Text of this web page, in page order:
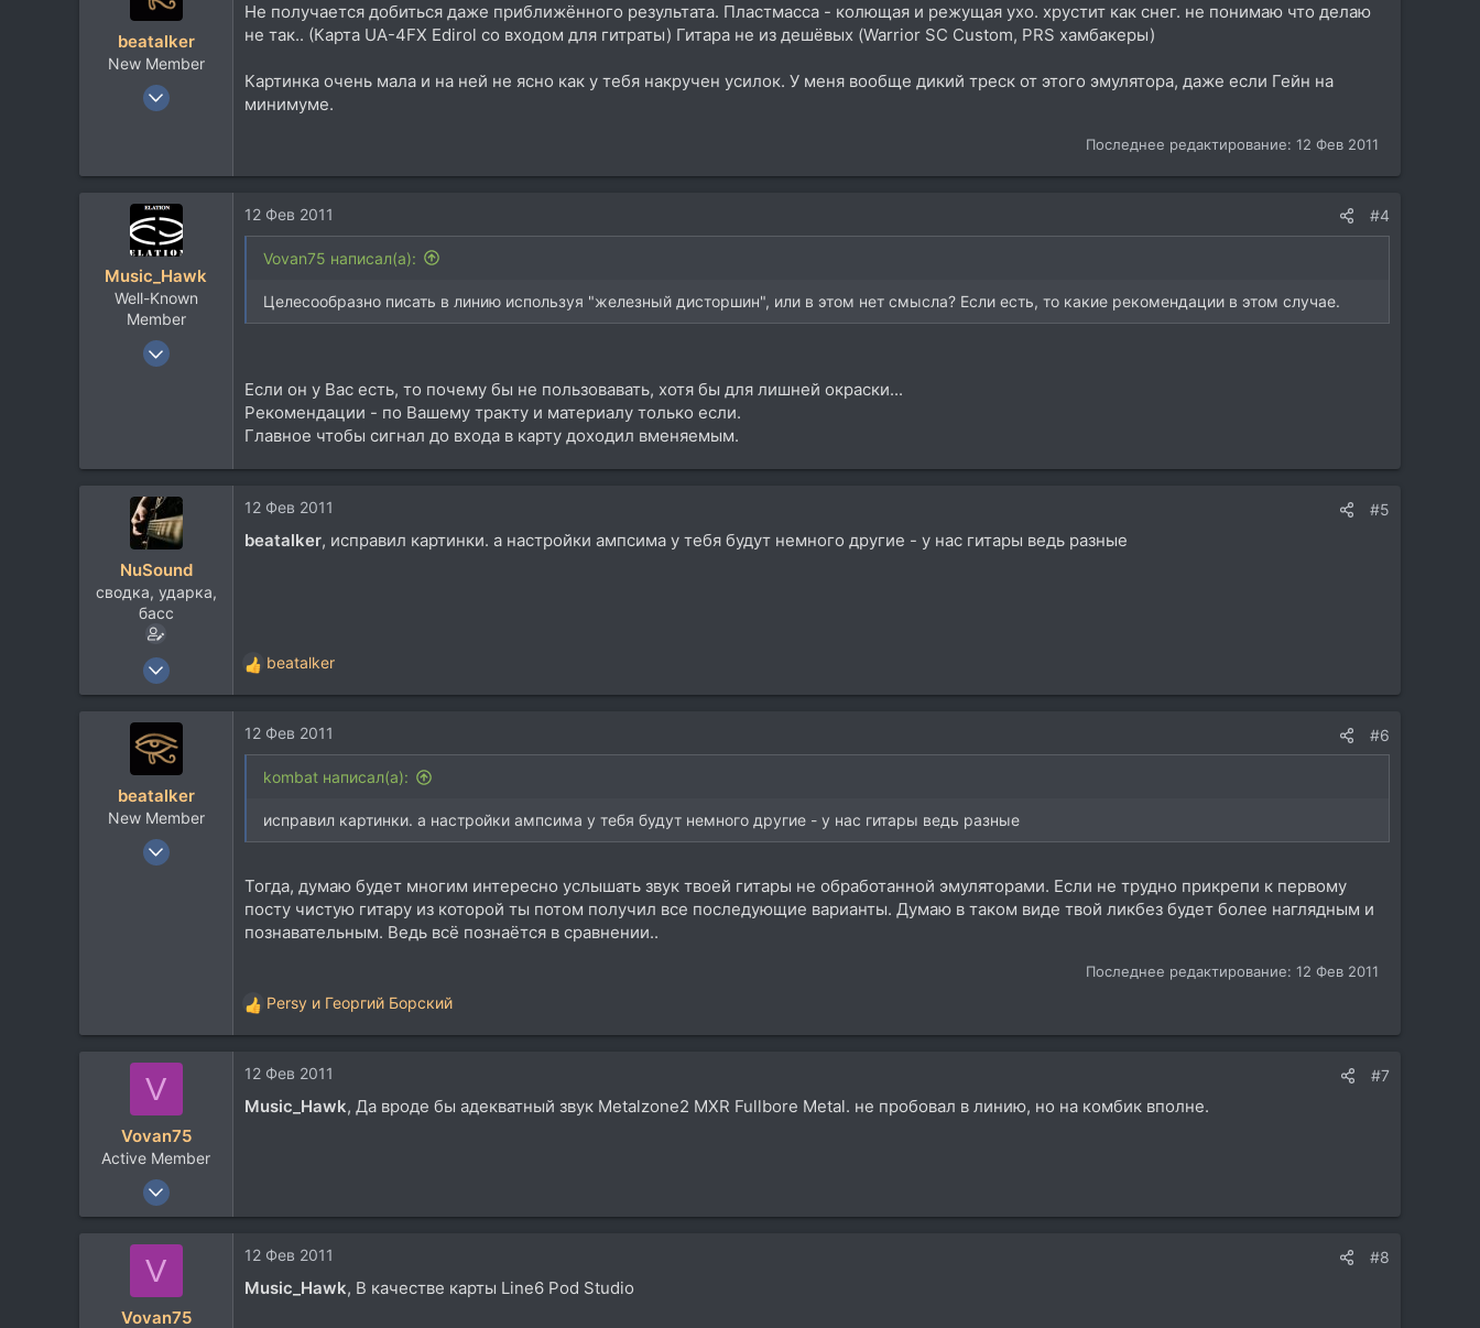
beatalker
New Member
30 Окт 2009
0
Moscow
Не получается добиться даже приближённого результата. Пластмасса - колющая и режущая ухо. хрустит как снег. не понимаю что делаю
не так.. (Карта UA-4FX Edirol со входом для гитраты) Гитара не из дешёвых (Warrior SC Custom, PRS хамбакеры)
Картинка очень мала и на ней не ясно как у тебя накручен усилок. У меня вообще дикий треск от этого эмулятора, даже если Гейн на
минимуме.
Последнее редактирование: 12 Фев 2011
Music_Hawk
Well-Known
Member
24 Май 2009
www.elationmiclab.com
12 Фев 2011 #4
Vovan75 написал(а):
Целесообразно писать в линию используя "железный дисторшин", или в этом нет смысла? Если есть, то какие рекомендации в этом случае.
Если он у Вас есть, то почему бы не пользовавать, хотя бы для лишней окраски...
Рекомендации - по Вашему тракту и материалу только если.
Главное чтобы сигнал до входа в карту доходил вменяемым.
NuSound
сводка, ударка,
басс
18 Дек 2005
1.819
12 Фев 2011 #5
beatalker, исправил картинки. а настройки ампсима у тебя будут немного другие - у нас гитары ведь разные
Р
е
к
ц
beatalker
beatalker
New Member
30 Окт 2009
12 Фев 2011 #6
kombat написал(а):
исправил картинки. а настройки ампсима у тебя будут немного другие - у нас гитары ведь разные
Тогда, думаю будет многим интересно услышать звук твоей гитары не обработанной эмуляторами. Если не трудно прикрепи к первому
посту чистую гитару из которой ты потом получил все последующие варианты. Думаю в таком виде твой ликбез будет более наглядным и
познавательным. Ведь всё познаётся в сравнении..
Последнее редактирование: 12 Фев 2011
Р
е
к
и
Persy и Георгий Борский
V
Vovan75
Active Member
25 Дек 2010
268
12 Фев 2011 #7
Music_Hawk, Да вроде бы адекватный звук Metalzone2 MXR Fullbore Metal. не пробовал в линию, но на комбик вполне.
V
Vovan75
12 Фев 2011 #8
Music_Hawk, В качестве карты Line6 Pod Studio